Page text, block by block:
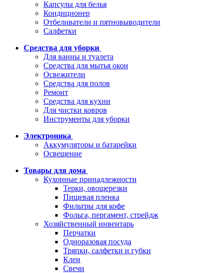
Капсулы для белья
Кондиционер
Отбеливатели и пятновыводители
Салфетки
Средства для уборки
Для ванны и туалета
Средства для мытья окон
Освежители
Средства для полов
Ремонт
Средства для кухни
Для чистки ковров
Инструменты для уборки
Электроника
Аккумуляторы и батарейки
Освещение
Товары для дома
Кухонные принадлежности
Терки, овощерезки
Пищевая пленка
Фильтры для кофе
Фольга, пергамент, стрейдж
Хозяйственный инвентарь
Перчатки
Одноразовая посуда
Тряпки, салфетки и губки
Клеи
Свечи